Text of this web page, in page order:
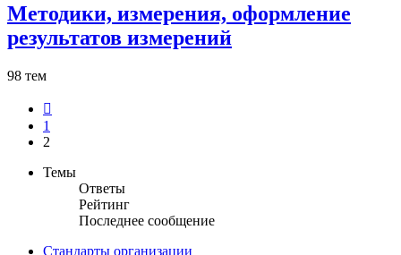
Методики, измерения, оформление
результатов измерений
98 тем
1
2
Темы
Ответы
Рейтинг
Последнее сообщение
Стандарты организации